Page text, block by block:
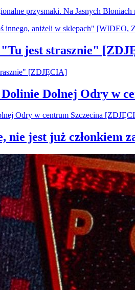
przysmaki. Na Jasnych
"Tu jest strasznie"
Dolnej Odry w
nie jest już członkiem